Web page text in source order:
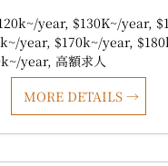
year $130K~/year
year $170k~/year
year 高額求人
MORE DETAILS